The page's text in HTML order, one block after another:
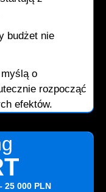
budżet nie
o
rozpocząć
efektów.
25 000 PLN